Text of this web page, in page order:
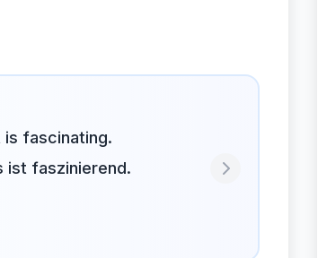
fascinating.
ist faszinierend.
Next